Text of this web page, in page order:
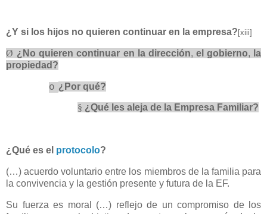
¿Y si los hijos no quieren continuar en la empresa? [xiii]
Ø ¿No quieren continuar en la dirección, el gobierno, la
propiedad?
o ¿Por qué?
§ ¿Qué les aleja de la Empresa Familiar?
¿Qué es el protocolo?
(…) acuerdo voluntario entre los miembros de la familia para
la convivencia y la gestión presente y futura de la EF.
Su fuerza es moral (…) reflejo de un compromiso de los